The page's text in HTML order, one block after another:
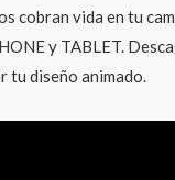
cobran vida en tu
y TABLET.
tu diseño animado.